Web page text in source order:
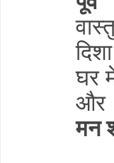
घर
और
मन